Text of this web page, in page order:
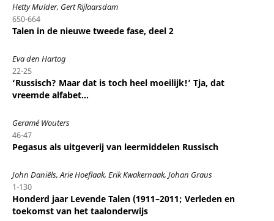
Hetty Mulder, Gert Rijlaarsdam
650-664
Talen in de nieuwe tweede fase, deel 2
Eva den Hartog
22-25
‘Russisch? Maar dat is toch heel moeilijk!’ Tja, dat
vreemde alfabet…
Geramé Wouters
46-47
Pegasus als uitgeverij van leermiddelen Russisch
John Daniëls, Arie Hoeflaak, Erik Kwakernaak, Johan Graus
1-130
Honderd jaar Levende Talen (1911–2011; Verleden en
toekomst van het taalonderwijs